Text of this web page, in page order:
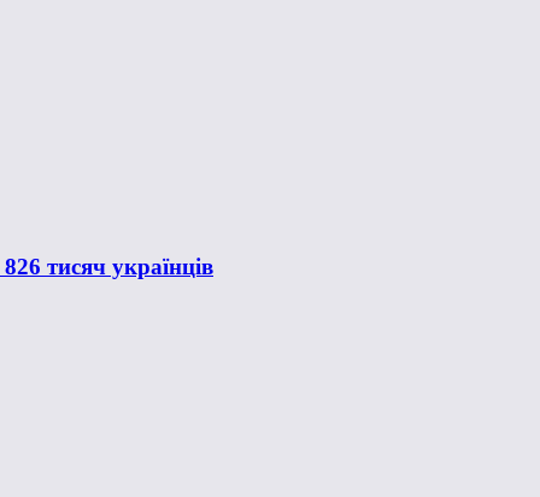
тисяч українців